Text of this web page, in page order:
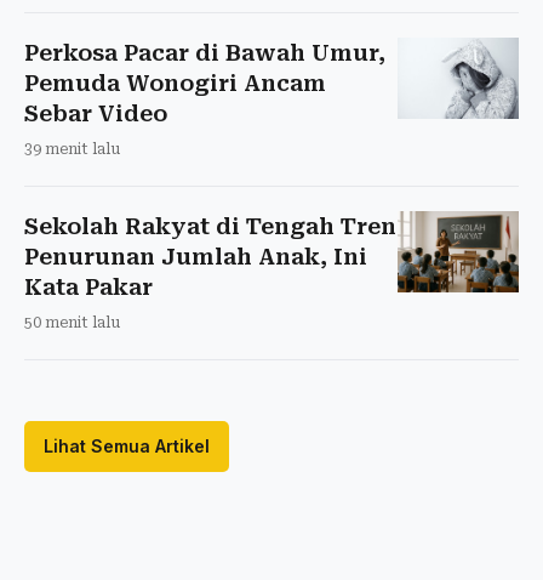
Perkosa Pacar di Bawah Umur,
Pemuda Wonogiri Ancam
Sebar Video
39 menit lalu
Sekolah Rakyat di Tengah Tren
Penurunan Jumlah Anak, Ini
Kata Pakar
50 menit lalu
Lihat Semua Artikel